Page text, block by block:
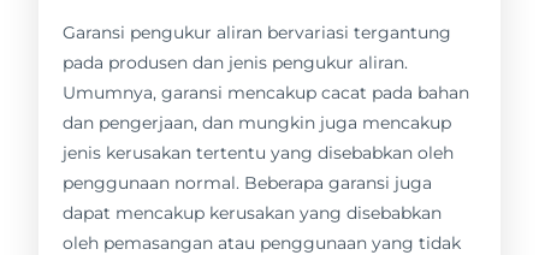
Garansi pengukur aliran bervariasi tergantung
pada produsen dan jenis pengukur aliran.
Umumnya, garansi mencakup cacat pada bahan
dan pengerjaan, dan mungkin juga mencakup
jenis kerusakan tertentu yang disebabkan oleh
penggunaan normal. Beberapa garansi juga
dapat mencakup kerusakan yang disebabkan
oleh pemasangan atau penggunaan yang tidak